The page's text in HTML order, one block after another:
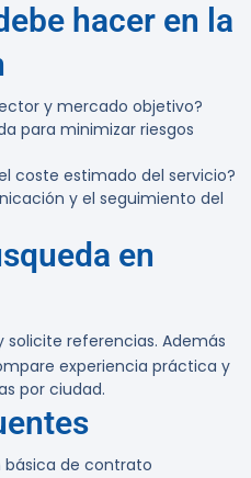
hacer en la
y mercado objetivo?
para minimizar riesgos
coste estimado del servicio?
y el seguimiento del
en
solicite referencias. Además
experiencia práctica y
por ciudad.
básica de contrato